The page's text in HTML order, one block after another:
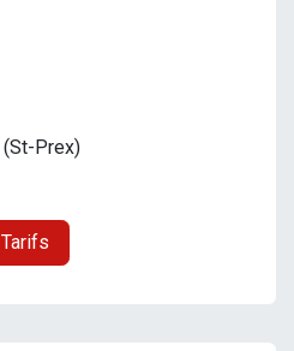
(St-Prex)
Tarifs